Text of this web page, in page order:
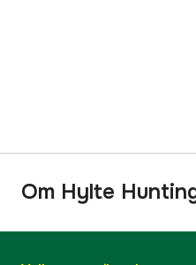
Om Hylte